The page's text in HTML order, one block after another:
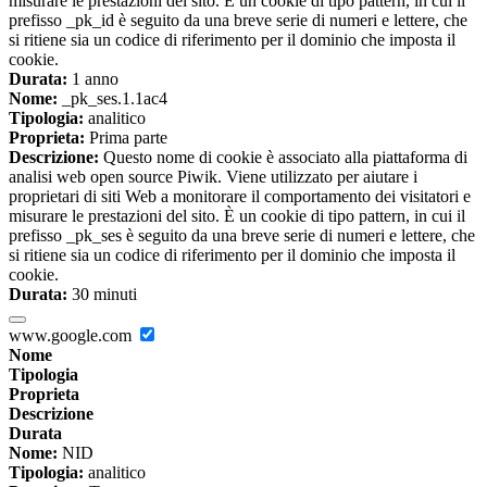
prefisso _pk_id è seguito da una breve serie di numeri e lettere, che
si ritiene sia un codice di riferimento per il dominio che imposta il
cookie.
Durata: 1 anno
Nome: _pk_ses.1.1ac4
Tipologia: analitico
Proprieta: Prima parte
Descrizione: Questo nome di cookie è associato alla piattaforma di
analisi web open source Piwik. Viene utilizzato per aiutare i
proprietari di siti Web a monitorare il comportamento dei visitatori e
misurare le prestazioni del sito. È un cookie di tipo pattern, in cui il
prefisso _pk_ses è seguito da una breve serie di numeri e lettere, che
si ritiene sia un codice di riferimento per il dominio che imposta il
cookie.
Durata: 30 minuti
www.google.com
Nome
Tipologia
Proprieta
Descrizione
Durata
Nome: NID
Tipologia: analitico